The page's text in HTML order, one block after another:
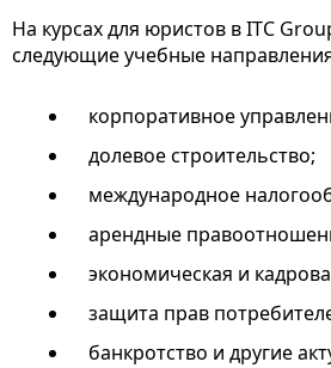
На курсах для юристов в ITC
следующие учебные
корпоративное
долевое строительство;
международное
арендные
экономическая и
защита прав
банкротство и другие